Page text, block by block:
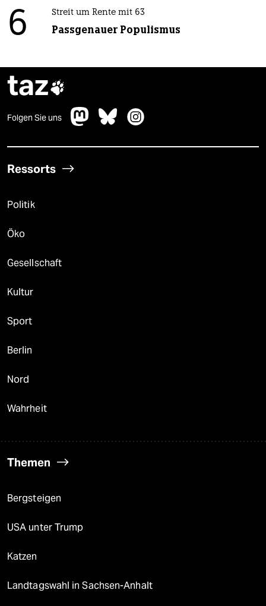
6 Streit um Rente mit 63
Passgenauer Populismus
taz
Folgen Sie uns
Ressorts
Politik
Öko
Gesellschaft
Kultur
Sport
Berlin
Nord
Wahrheit
Themen
Bergsteigen
USA unter Trump
Katzen
Landtagswahl in Sachsen-Anhalt